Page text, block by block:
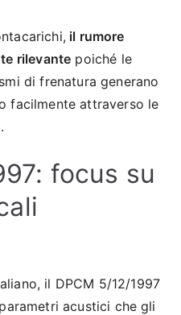
il rumore
rilevante poiché le
di frenatura generano
facilmente attraverso le
focus su
il DPCM 5/12/1997
acustici che gli